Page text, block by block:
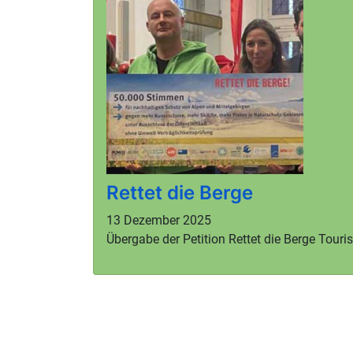
Rettet die Berge
13 Dezember 2025
Übergabe der Petition Rettet die Berge